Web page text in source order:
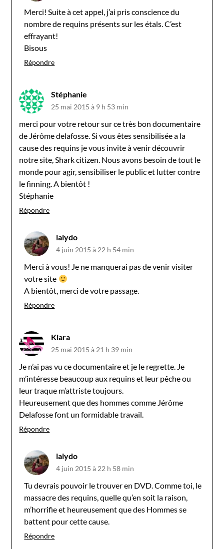
Merci! Suite à cet appel, j’ai pris conscience du
nombre de requins présents sur les étals. C’est
effrayant!
Bisous
Répondre
Stéphanie
25 mai 2015 à 9 h 53 min
merci pour votre retour sur ce très bon documentaire
de Jérôme delafosse. Si vous êtes sensibilisée a la
cause des requins je vous invite à venir découvrir
notre site, Shark citizen. Nous avons besoin de tout le
monde pour agir, sensibiliser le public et lutter contre
le finning. A bientôt !
Stéphanie
Répondre
lalydo
4 juin 2015 à 22 h 54 min
Merci à vous! Je ne manquerai pas de venir visiter
votre site
A bientôt, merci de votre passage.
Répondre
Kiara
25 mai 2015 à 21 h 39 min
Je n’ai pas vu ce documentaire et je le regrette. Je
m’intéresse beaucoup aux requins et leur pêche ou
leur traque m’attriste toujours.
Heureusement que des hommes comme Jérôme
Delafosse font un formidable travail.
Répondre
lalydo
4 juin 2015 à 22 h 58 min
Tu devrais pouvoir le trouver en DVD. Comme toi, le
massacre des requins, quelle qu’en soit la raison,
m’horrifie et heureusement que des Hommes se
battent pour cette cause.
Répondre